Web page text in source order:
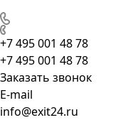
+7 495 001 48 78
+7 495 001 48 78
Заказать звонок
E-mail
info@exit24.ru